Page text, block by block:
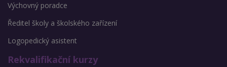
Výchovný poradce
Ředitel školy a školského zařízení
Logopedický asistent
Rekvalifikační kurzy